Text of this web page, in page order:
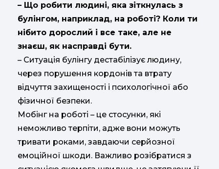
– Що робити людині, яка зіткнулась з
булінгом, наприклад, на роботі? Коли ти
нібито дорослий і все таке, але не
знаєш, як насправді бути.
– Ситуація булінгу дестабілізує людину,
через порушення кордонів та втрату
відчуття захищеності і психологічної або
фізичної безпеки.
Мобінг на роботі – це стосунки, які
неможливо терпіти, адже вони можуть
тривати роками, завдаючи серйозної
емоційної шкоди. Важливо розібратися з